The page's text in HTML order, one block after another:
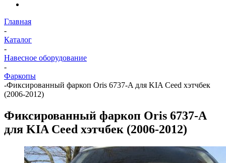
Главная
-
Каталог
-
Навесное оборудование
-
Фаркопы
-Фиксированный фаркоп Oris 6737-A для KIA Ceed хэтчбек
(2006-2012)
Фиксированный фаркоп Oris 6737-A
для KIA Ceed хэтчбек (2006-2012)